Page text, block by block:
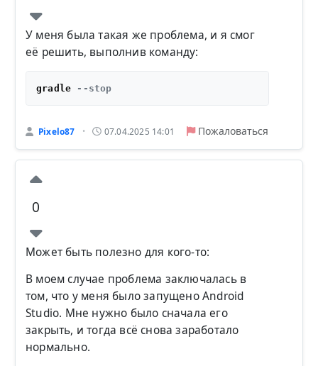
У меня была такая же проблема, и я смог
её решить, выполнив команду:
gradle --stop
Pixelo87 • 07.04.2025 14:01 Пожаловаться
0
Может быть полезно для кого-то:
В моем случае проблема заключалась в
том, что у меня было запущено Android
Studio. Мне нужно было сначала его
закрыть, и тогда всё снова заработало
нормально.